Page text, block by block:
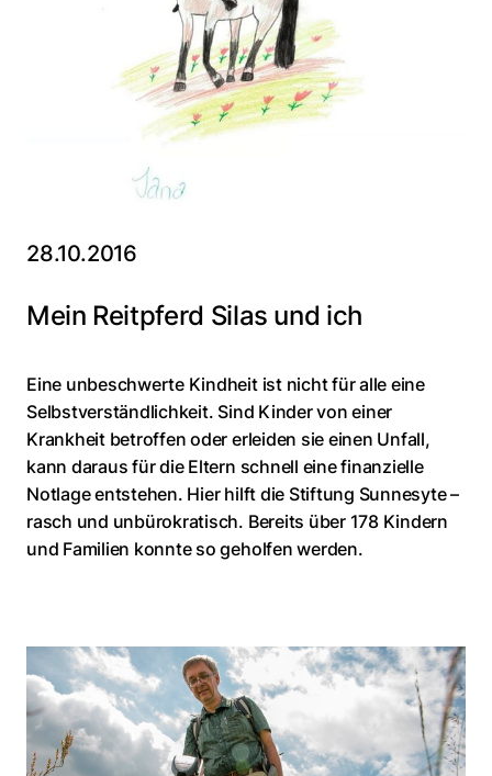
28.10.2016
Mein Reitpferd Silas und ich
Eine unbeschwerte Kindheit ist nicht für alle eine
Selbstverständlichkeit. Sind Kinder von einer
Krankheit betroffen oder erleiden sie einen Unfall,
kann daraus für die Eltern schnell eine finanzielle
Notlage entstehen. Hier hilft die Stiftung Sunnesyte –
rasch und unbürokratisch. Bereits über 178 Kindern
und Familien konnte so geholfen werden.